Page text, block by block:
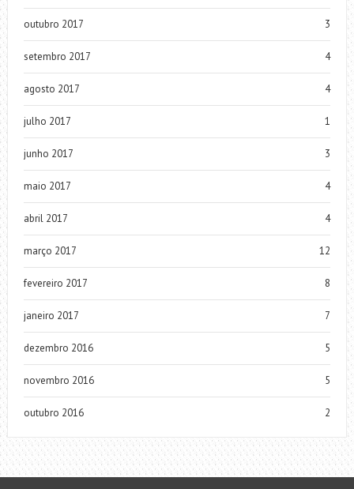
outubro 2017 3
setembro 2017 4
agosto 2017 4
julho 2017 1
junho 2017 3
maio 2017 4
abril 2017 4
março 2017 12
fevereiro 2017 8
janeiro 2017 7
dezembro 2016 5
novembro 2016 5
outubro 2016 2